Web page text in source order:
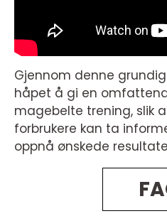
Gjennom denne
håpet å gi en
magebelte trening, slik
forbrukere kan ta
oppnå ønskede